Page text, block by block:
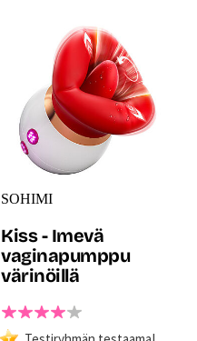
SOHIMI
Kiss - Imevä
vaginapumppu
värinöillä